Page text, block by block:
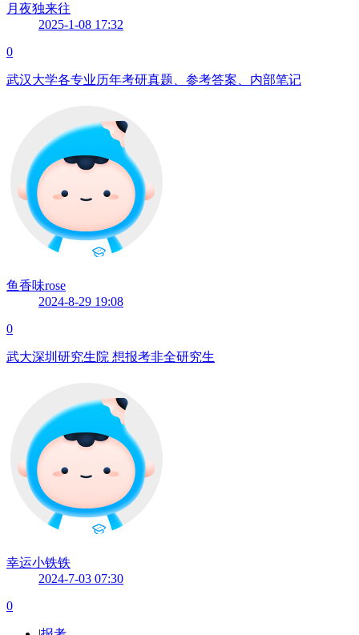
月夜独来往
2025-1-08 17:32
0
武汉大学各专业历年考研真题、参考答案、内部笔记
鱼香味rose
2024-8-29 19:08
0
武大深圳研究生院 想报考非全研究生
幸运小铁铁
2024-7-03 07:30
0